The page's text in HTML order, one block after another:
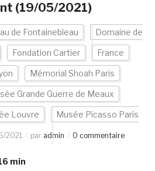
(19/05/2021)
de Fontainebleau Domaine de
Fondation Cartier France
Mémorial Shoah Paris
Grande Guerre de Meaux
Louvre Musée Picasso Paris
2021 par admin 0 commentaire
min